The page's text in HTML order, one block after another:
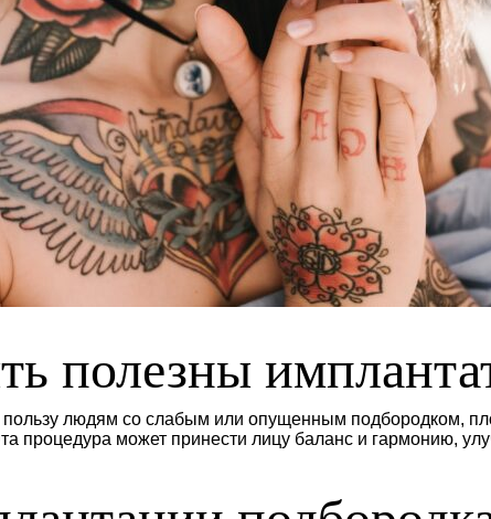
полезны
пользу людям со слабым или опущенным подбородком,
процедура может принести лицу баланс и гармонию,